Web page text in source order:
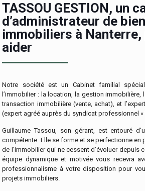
TASSOU GESTION, un
d’administrateur de
immobiliers à Nanterre,
aider
Notre société est un Cabinet familial
l’immobilier : la location, la gestion
transaction immobilière (vente, achat), et
(expert agréé auprès du syndicat professionnel «
Guillaume Tassou, son gérant, est entouré
compétente. Elle se forme et se perfectionne en
de l’immobilier qui ne cessent d’évoluer depuis
équipe dynamique et motivée vous recevra
professionnalisme à votre disposition pour
projets immobiliers.